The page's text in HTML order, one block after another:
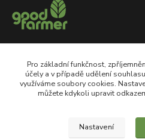
Po-Pá, 8-18 hod
shop@goodfarmer.cz
Pro základní funkčnost,
účely a v případě udělení
využíváme soubory cookies.
můžete kdykoli upravit
Nastavení